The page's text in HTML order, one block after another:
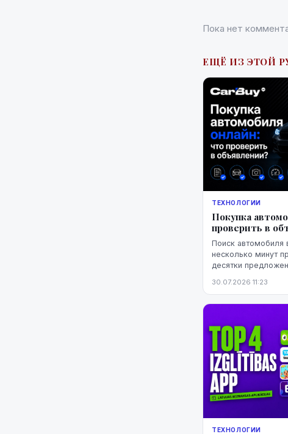
Пока нет
ЕЩЁ ИЗ ЭТОЙ
ТЕХНОЛОГИИ
Покупка
проверить в
Поиск автомобиля
несколько минут
десятки
выгодная цена ещё
30.07.2026 11:23
ТЕХНОЛОГИИ